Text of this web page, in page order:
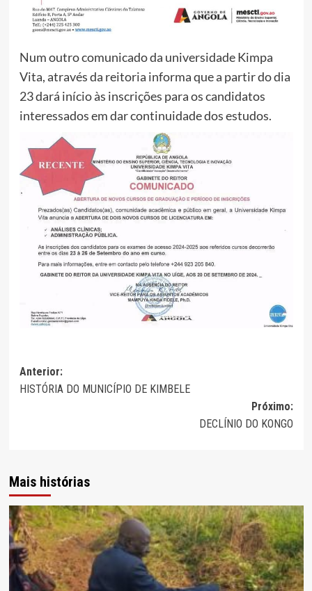
Num outro comunicado da universidade Kimpa
Vita, através da reitoria informa que a partir do dia
23 dará início às inscrições para os candidatos
interessados em dar continuidade dos estudos.
Navegação
de
Anterior:
HISTÓRIA DO MUNICÍPIO DE KIMBELE
Próximo:
DECLÍNIO DO KONGO
Mais histórias